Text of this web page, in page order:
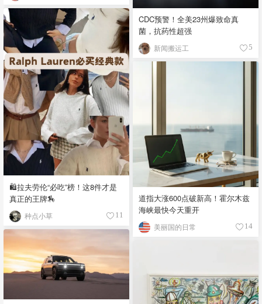
CDC预警！全美23州爆致命真
菌，抗药性超强
新闻搬运工 5
🛍️拉夫劳伦“必吃”榜！这8件才是
真正的王牌🏇
种点小草 11
道指大涨600点破新高！霍尔木兹
海峡最快今天重开
美丽国的日常 14